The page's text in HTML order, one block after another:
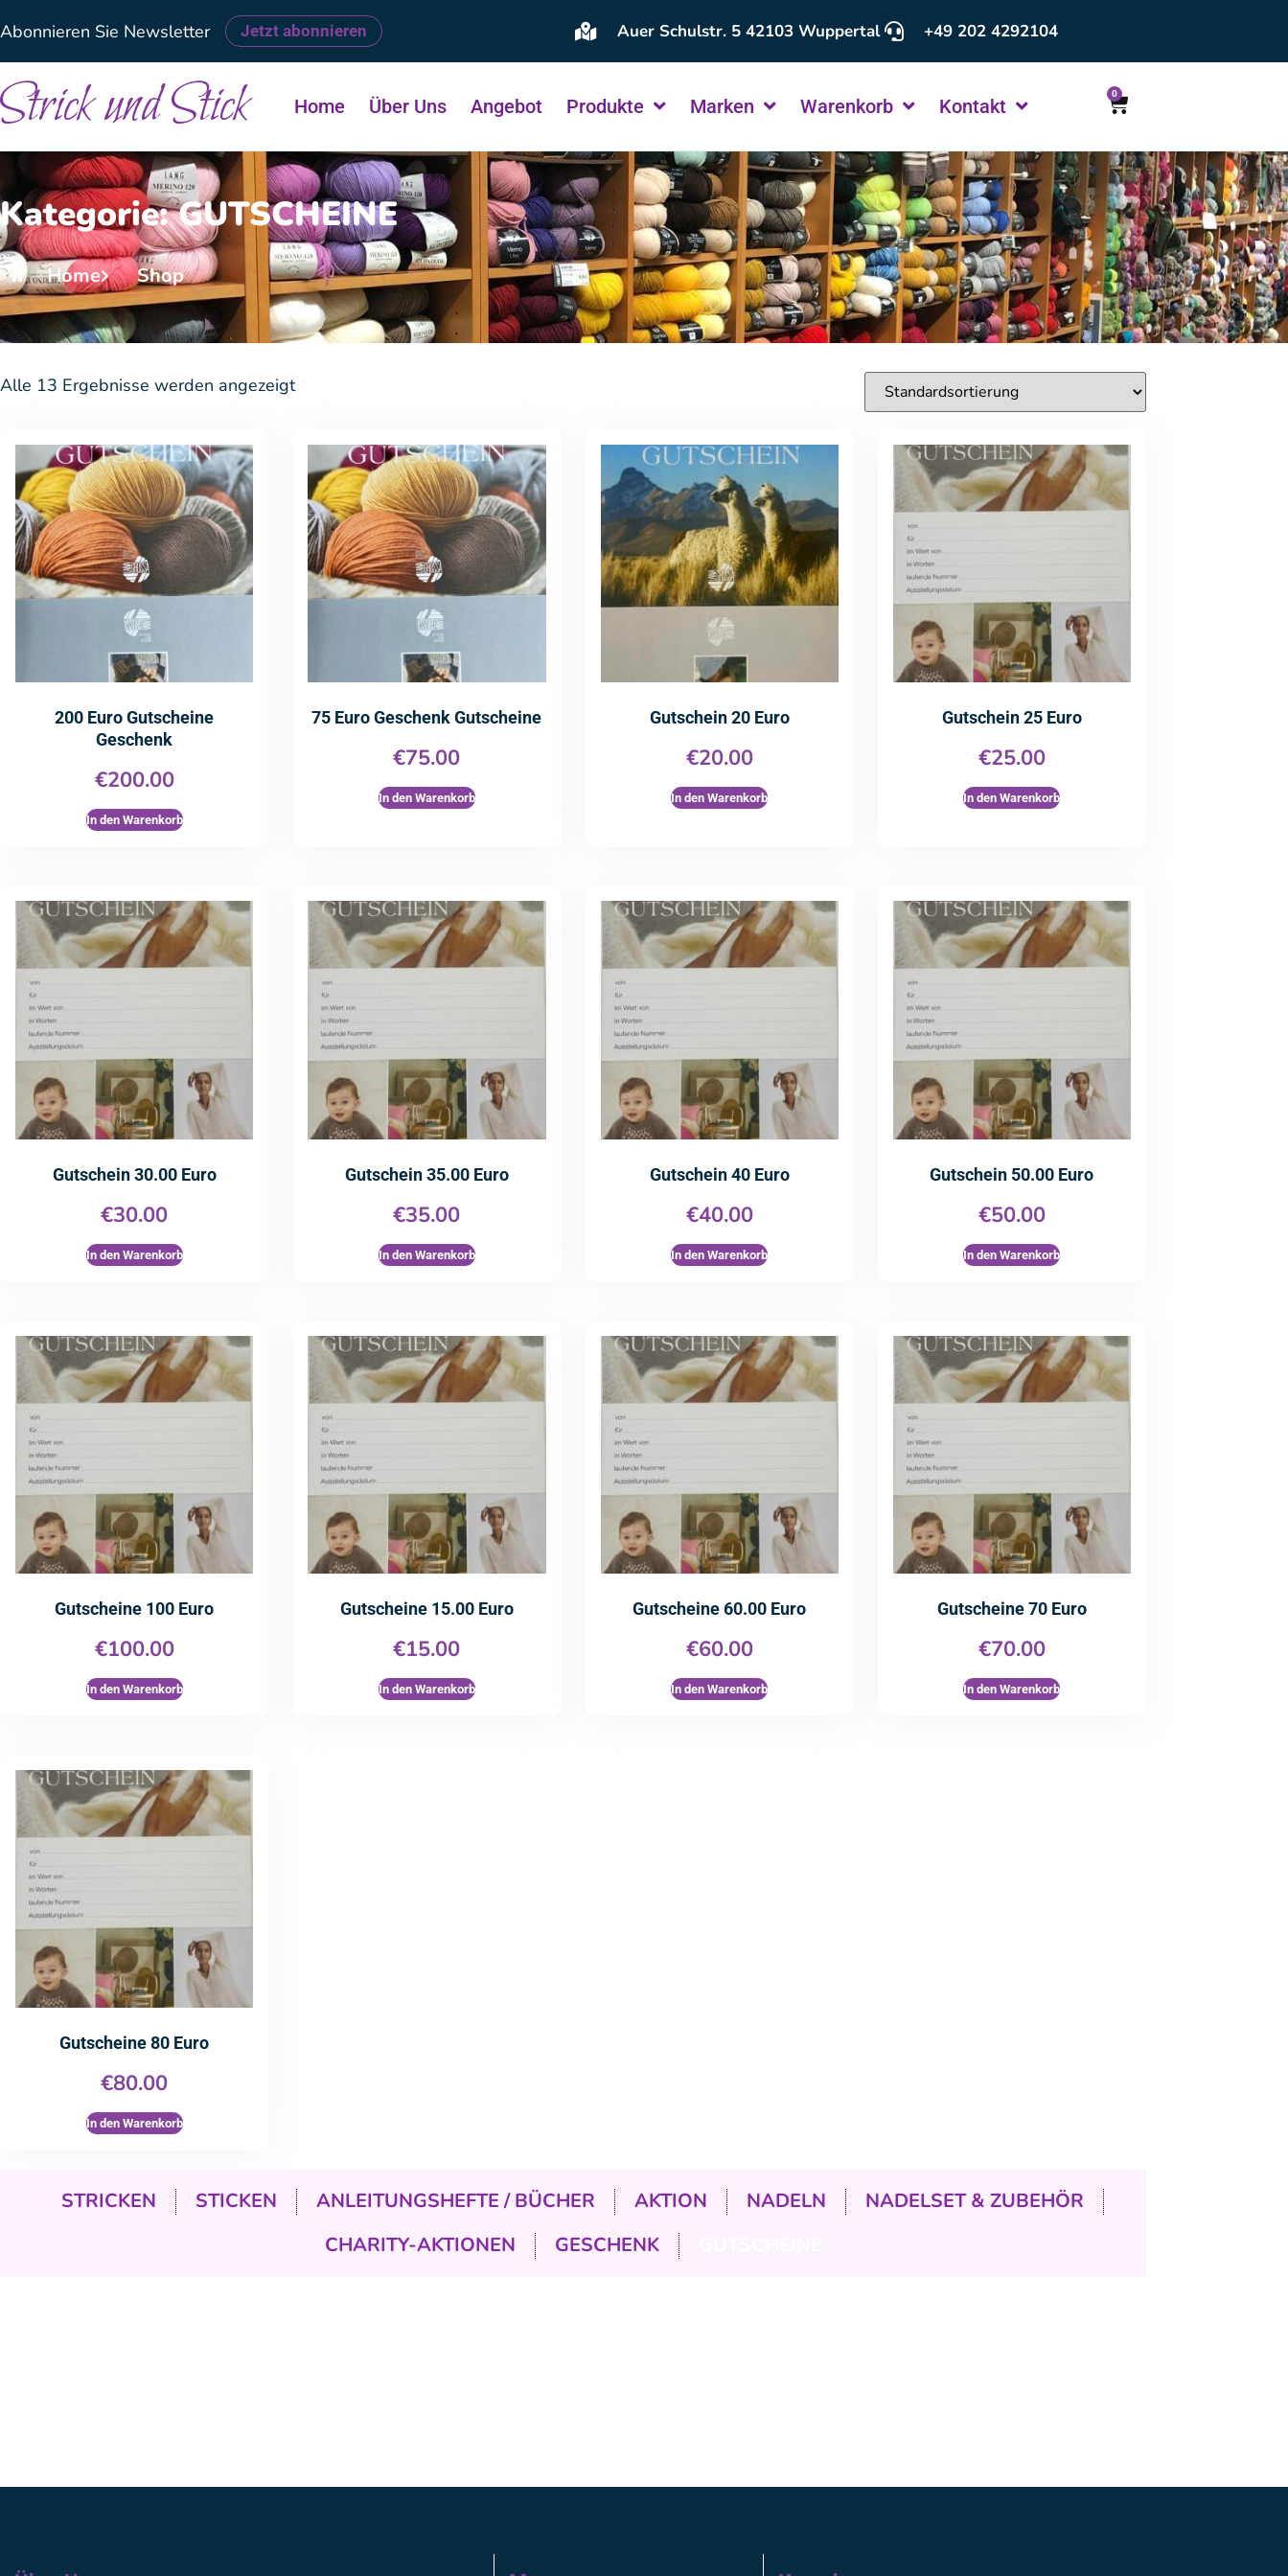
Abonnieren Sie Newsletter Jetzt abonnieren Auer Schulstr. 5 42103 Wuppertal +49 202 4292104
Strick und Stick Home Über Uns Angebot Produkte Marken Warenkorb Kontakt
0
Kategorie: GUTSCHEINE
Home Shop
Alle 13 Ergebnisse werden angezeigt
200 Euro Gutscheine
Geschenk
€200.00
In den Warenkorb
75 Euro Geschenk Gutscheine
€75.00
In den Warenkorb
Gutschein 20 Euro
€20.00
In den Warenkorb
Gutschein 25 Euro
€25.00
In den Warenkorb
Gutschein 30.00 Euro
€30.00
In den Warenkorb
Gutschein 35.00 Euro
€35.00
In den Warenkorb
Gutschein 40 Euro
€40.00
In den Warenkorb
Gutschein 50.00 Euro
€50.00
In den Warenkorb
Gutscheine 100 Euro
€100.00
In den Warenkorb
Gutscheine 15.00 Euro
€15.00
In den Warenkorb
Gutscheine 60.00 Euro
€60.00
In den Warenkorb
Gutscheine 70 Euro
€70.00
In den Warenkorb
Gutscheine 80 Euro
€80.00
In den Warenkorb
STRICKEN STICKEN ANLEITUNGSHEFTE / BÜCHER AKTION NADELN
NADELSET & ZUBEHÖR
CHARITY-AKTIONEN
GESCHENK